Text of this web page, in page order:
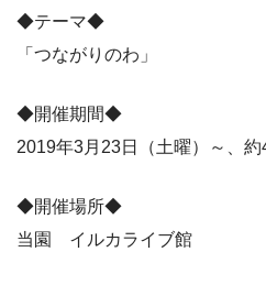
◆テーマ◆
「つながりのわ」
◆開催期間◆
2019年3月23日（土曜）～、約
◆開催場所◆
当園 イルカライブ館